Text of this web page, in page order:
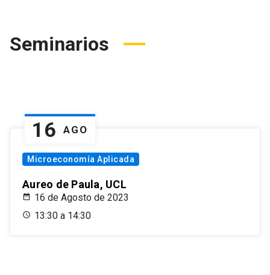
Seminarios
16 AGO
Microeconomía Aplicada
Aureo de Paula, UCL
16 de Agosto de 2023
13:30 a 14:30